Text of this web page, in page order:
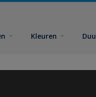
Kleuren